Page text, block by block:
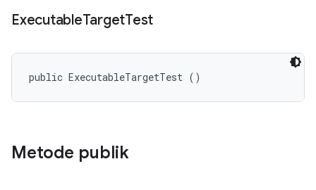
ExecutableTargetTest
public ExecutableTargetTest ()
Metode publik